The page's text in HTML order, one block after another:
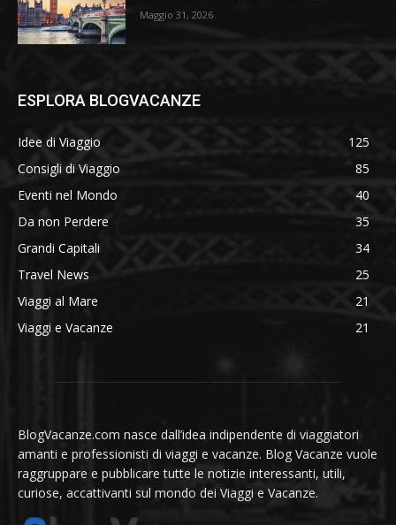
Maggio 31, 2026
ESPLORA BLOGVACANZE
Idee di Viaggio
125
Consigli di Viaggio
85
Eventi nel Mondo
40
Da non Perdere
35
Grandi Capitali
34
Travel News
25
Viaggi al Mare
21
Viaggi e Vacanze
21
BlogVacanze.com nasce dall’idea indipendente di viaggiatori
amanti e professionisti di viaggi e vacanze. Blog Vacanze vuole
raggruppare e pubblicare tutte le notizie interessanti, utili,
curiose, accattivanti sul mondo dei Viaggi e Vacanze.